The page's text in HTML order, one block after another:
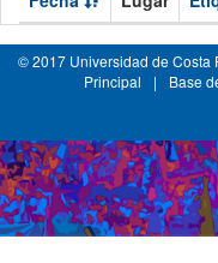
© 2017 Universidad de Costa
Principal
| Base